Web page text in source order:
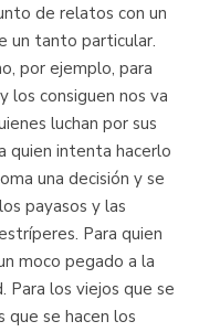
de relatos con un
un tanto particular.
por ejemplo, para
los consiguen nos va
luchan por sus
quien intenta hacerlo
una decisión y se
payasos y las
Para quien
moco pegado a la
Para los viejos que se
que se hacen los